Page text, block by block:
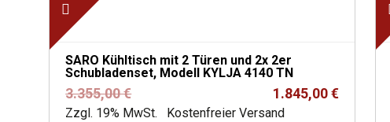
SARO Kühltisch mit 2 Türen und 2x 2er
Schubladenset, Modell KYLJA 4140 TN
3.355,00€Ursprünglicher
Preis
1.845,00€
Aktueller
Preis
Zzgl. 19% MwSt.
Kostenfreier Versand